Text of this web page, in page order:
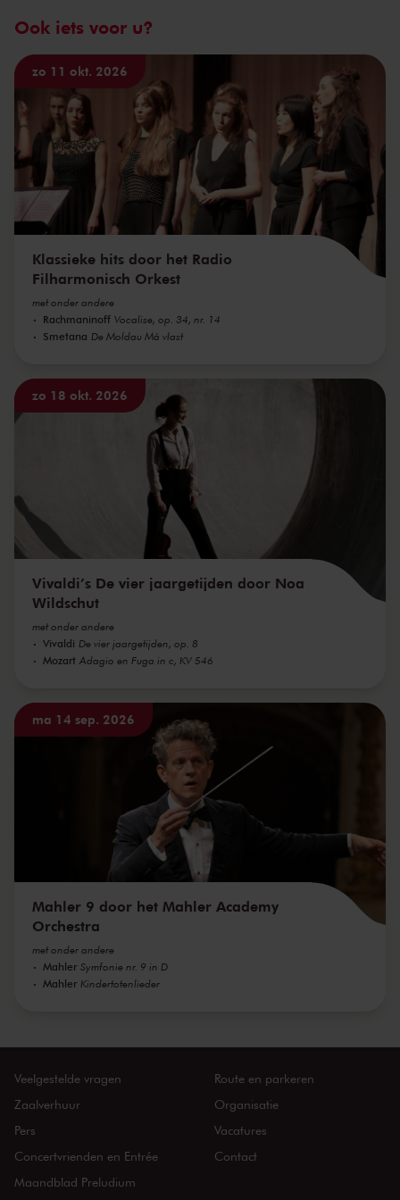
Ook iets voor u?
zo 11 okt. 2026
Klassieke hits door het Radio
Filharmonisch Orkest
met onder andere
Rachmaninoff Vocalise, op. 34, nr. 14
Smetana De Moldau Má vlast
zo 18 okt. 2026
Vivaldi’s De vier jaargetijden door Noa
Wildschut
met onder andere
Vivaldi De vier jaargetijden, op. 8
Mozart Adagio en Fuga in c, KV 546
ma 14 sep. 2026
Mahler 9 door het Mahler Academy
Orchestra
met onder andere
Mahler Symfonie nr. 9 in D
Mahler Kindertotenlieder
Veelgestelde vragen
Zaalverhuur
Pers
Concertvrienden en Entrée
Maandblad Preludium
Route en parkeren
Organisatie
Vacatures
Contact